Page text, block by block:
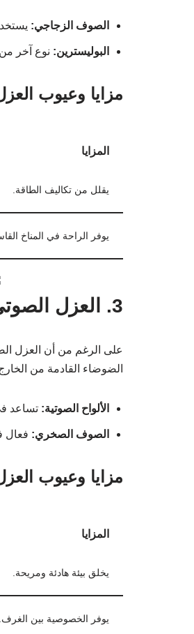
الصوف الزجاجي:
البوليسترين: نوع آخر من
مزايا وعيوب
المزايا
يقلل من تكاليف الطاقة.
يوفر الراحة في المناخ
3. العزل الصوتي
على الرغم من أن العزل
الضوضاء القادمة من
الألواح الصوتية: تساعد
الصوف الصخري: فعال
مزايا وعيوب
المزايا
يخلق بيئة هادئة ومريحة.
يوفر الخصوصية بين الغرف.